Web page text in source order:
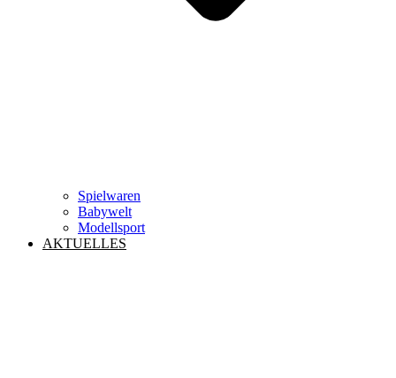
Spielwaren
Babywelt
Modellsport
AKTUELLES